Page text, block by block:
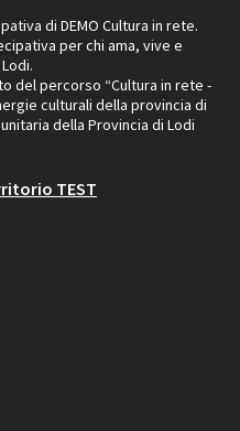
di DEMO Cultura in rete.
per chi ama, vive e
del percorso “Cultura in rete -
culturali della provincia di
della Provincia di Lodi
TEST